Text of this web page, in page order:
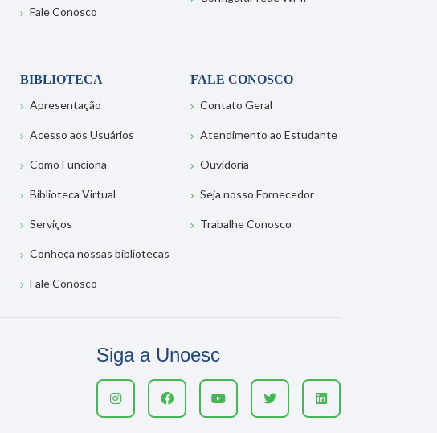
Fale Conosco
BIBLIOTECA
Apresentação
Acesso aos Usuários
Como Funciona
Biblioteca Virtual
Serviços
Conheça nossas bibliotecas
Fale Conosco
FALE CONOSCO
Contato Geral
Atendimento ao Estudante
Ouvidoria
Seja nosso Fornecedor
Trabalhe Conosco
Siga a Unoesc